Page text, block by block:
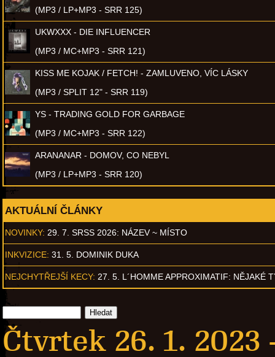
(MP3 / LP+MP3 - SRR 125)
UKWXXX - DIE INFLUENCER
(MP3 / MC+MP3 - SRR 121)
KISS ME KOJAK / FETCH! - ZAMLUVENO, VÍC LÁSKY
(MP3 / SPLIT 12" - SRR 119)
YS - TRADING GOLD FOR GARBAGE
(MP3 / MC+MP3 - SRR 122)
ARANANAR - DOMOV, CO NEBYL
(MP3 / LP+MP3 - SRR 120)
AKTUÁLNÍ ČLÁNKY
NOVINKY: 29. 7. SRSS 2026: NÁZEV ~ MÍSTO
INKVIZICE: 31. 5. DOMINIK DUKA
NEJCHYTŘEJŠÍ KECY: 27. 5. L´HOMME APPROXIMATIF: NĚJAKÉ
Čtvrtek 26. 1. 2023